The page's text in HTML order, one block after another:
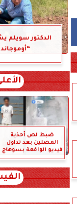
الدكتور سويلم
ضبط لص أحذية
المصلين بعد تداول
فيديو الواقعة بسوهاج